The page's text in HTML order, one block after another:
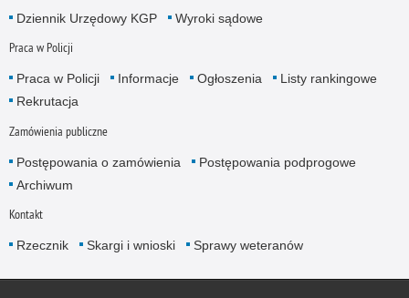
Dziennik Urzędowy KGP Wyroki sądowe
Praca w Policji
Praca w Policji Informacje Ogłoszenia
Listy rankingowe
Rekrutacja
Zamówienia publiczne
Postępowania o zamówienia
Postępowania podprogowe
Archiwum
Kontakt
Rzecznik Skargi i wnioski Sprawy weteranów